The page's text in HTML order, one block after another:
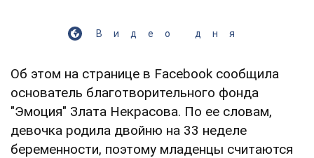
Видео дня
Об этом на странице в Facebook сообщила
основатель благотворительного фонда
"Эмоция" Злата Некрасова. По ее словам,
девочка родила двойню на 33 неделе
беременности, поэтому младенцы считаются